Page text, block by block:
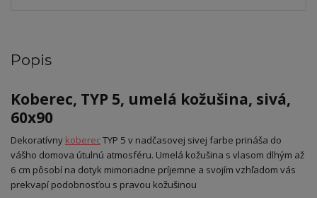
Popis
Koberec, TYP 5, umelá kožušina, sivá,
60x90
Dekoratívny koberecTYP 5 v nadčasovej sivej farbe prináša do
vášho domova útulnú atmosféru. Umelá kožušina s vlasom dlhým až
6 cm pôsobí na dotyk mimoriadne príjemne a svojím vzhľadom vás
prekvapí podobnosťou s pravou kožušinou